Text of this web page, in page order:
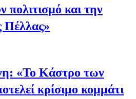
πολιτισμό και την
Πέλλας»
«Το Κάστρο των
κρίσιμο κομμάτι